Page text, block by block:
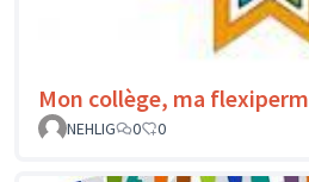
Mon collège, ma flexiperm
NEHLIG
0 0